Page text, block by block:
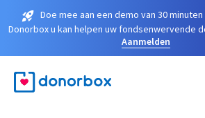
Doe mee aan een demo van 30
Donorbox u kan helpen uw fondsenwervende
Aanmelden